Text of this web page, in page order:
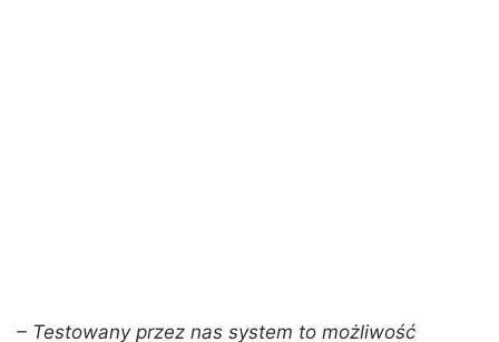
– Testowany przez nas system to możliwość